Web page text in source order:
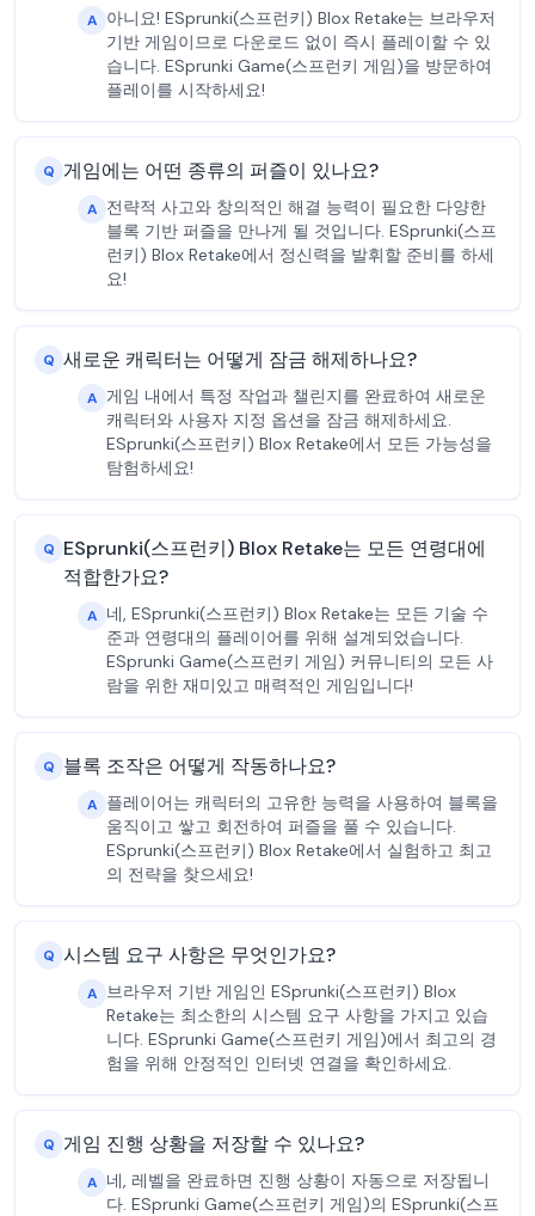
A 아니요! ESprunki(스프런키) Blox Retake는 브라우저
기반 게임이므로 다운로드 없이 즉시 플레이할 수 있
습니다. ESprunki Game(스프런키 게임)을 방문하여
플레이를 시작하세요!
Q 게임에는 어떤 종류의 퍼즐이 있나요?
A 전략적 사고와 창의적인 해결 능력이 필요한 다양한
블록 기반 퍼즐을 만나게 될 것입니다. ESprunki(스프
런키) Blox Retake에서 정신력을 발휘할 준비를 하세
요!
Q 새로운 캐릭터는 어떻게 잠금 해제하나요?
A 게임 내에서 특정 작업과 챌린지를 완료하여 새로운
캐릭터와 사용자 지정 옵션을 잠금 해제하세요.
ESprunki(스프런키) Blox Retake에서 모든 가능성을
탐험하세요!
Q ESprunki(스프런키) Blox Retake는 모든 연령대에
적합한가요?
A 네, ESprunki(스프런키) Blox Retake는 모든 기술 수
준과 연령대의 플레이어를 위해 설계되었습니다.
ESprunki Game(스프런키 게임) 커뮤니티의 모든 사
람을 위한 재미있고 매력적인 게임입니다!
Q 블록 조작은 어떻게 작동하나요?
A 플레이어는 캐릭터의 고유한 능력을 사용하여 블록을
움직이고 쌓고 회전하여 퍼즐을 풀 수 있습니다.
ESprunki(스프런키) Blox Retake에서 실험하고 최고
의 전략을 찾으세요!
Q 시스템 요구 사항은 무엇인가요?
A 브라우저 기반 게임인 ESprunki(스프런키) Blox
Retake는 최소한의 시스템 요구 사항을 가지고 있습
니다. ESprunki Game(스프런키 게임)에서 최고의 경
험을 위해 안정적인 인터넷 연결을 확인하세요.
Q 게임 진행 상황을 저장할 수 있나요?
A 네, 레벨을 완료하면 진행 상황이 자동으로 저장됩니
다. ESprunki Game(스프런키 게임)의 ESprunki(스프